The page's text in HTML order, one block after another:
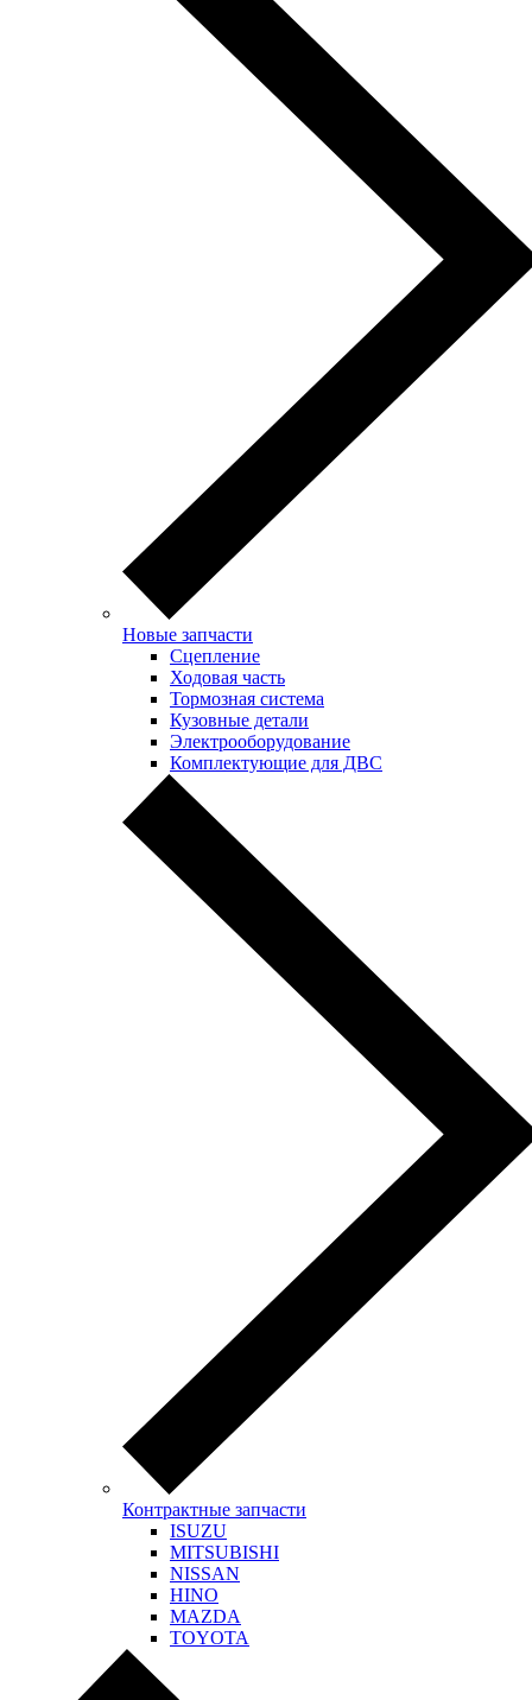
Новые запчасти
Сцепление
Ходовая часть
Тормозная система
Кузовные детали
Электрооборудование
Комплектующие для ДВС
Контрактные запчасти
ISUZU
MITSUBISHI
NISSAN
HINO
MAZDA
TOYOTA